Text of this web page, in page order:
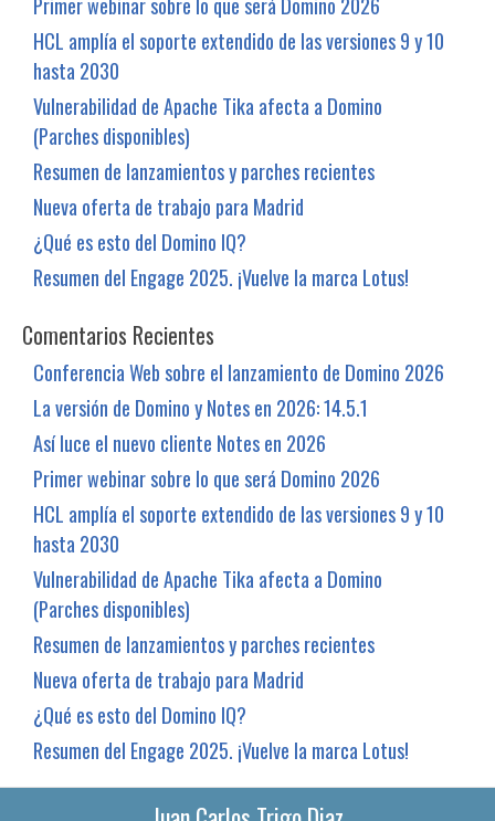
HCL amplía el soporte extendido de las versiones 9 y 10
hasta 2030
Vulnerabilidad de Apache Tika afecta a Domino
(Parches disponibles)
Resumen de lanzamientos y parches recientes
Nueva oferta de trabajo para Madrid
¿Qué es esto del Domino IQ?
Resumen del Engage 2025. ¡Vuelve la marca Lotus!
Comentarios Recientes
Conferencia Web sobre el lanzamiento de Domino 2026
La versión de Domino y Notes en 2026: 14.5.1
Así luce el nuevo cliente Notes en 2026
Primer webinar sobre lo que será Domino 2026
HCL amplía el soporte extendido de las versiones 9 y 10
hasta 2030
Vulnerabilidad de Apache Tika afecta a Domino
(Parches disponibles)
Resumen de lanzamientos y parches recientes
Nueva oferta de trabajo para Madrid
¿Qué es esto del Domino IQ?
Resumen del Engage 2025. ¡Vuelve la marca Lotus!